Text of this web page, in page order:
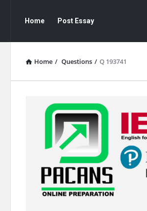
Essays
Navigation
Home Post Essay
Home / Questions / Q 193741